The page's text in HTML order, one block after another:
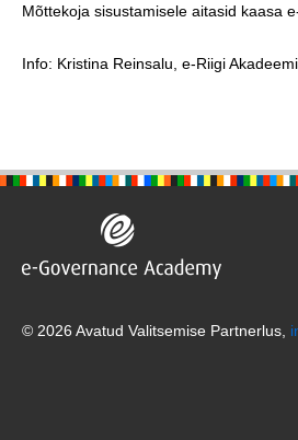
Mõttekoja sisustamisele aitasid kaasa
Info: Kristina Reinsalu, e-Riigi
© 2026 Avatud Valitsemise Partnerlus,